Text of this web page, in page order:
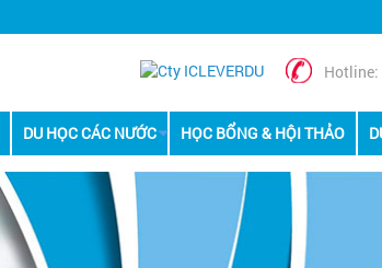
Hotline:
DU HỌC CÁC NƯỚC HỌC BỔNG & HỘI THẢO